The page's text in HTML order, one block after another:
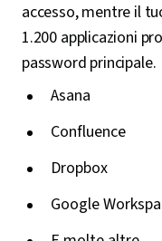
accesso, mentre il
1.200 applicazioni
password principale.
Asana
Confluence
Dropbox
Google